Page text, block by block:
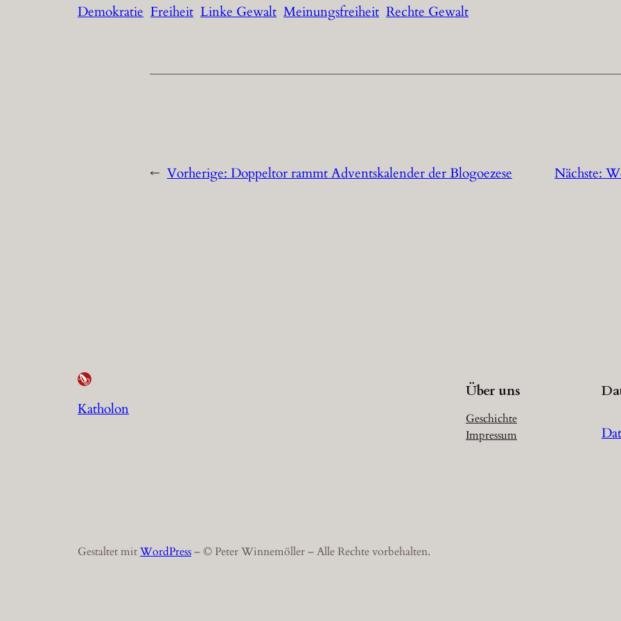
Demokratie Freiheit Linke Gewalt Meinungsfreiheit Rechte Gewalt
← Vorherige: Doppeltor rammt Adventskalender der Blogoezese Nächste:
Katholon
Über uns
Geschichte
Impressum
Gestaltet mitWordPress– © Peter Winnemöller – Alle Rechte vorbehalten.